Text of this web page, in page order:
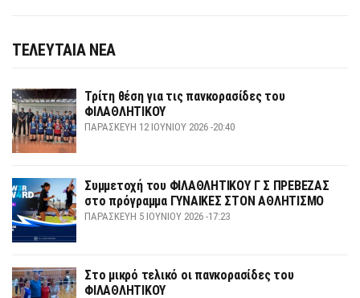
ΤΕΛΕΥΤΑΙΑ ΝΕΑ
Τρίτη θέση για τις πανκορασίδες του
ΦΙΛΑΘΛΗΤΙΚΟΥ
ΠΑΡΑΣΚΕΥΉ 12 ΙΟΥΝΊΟΥ 2026 -20:40
Συμμετοχή του ΦΙΛΑΘΛΗΤΙΚΟΥ Γ Σ ΠΡΕΒΕΖΑΣ
στο πρόγραμμα ΓΥΝΑΙΚΕΣ ΣΤΟΝ ΑΘΛΗΤΙΣΜΟ
ΠΑΡΑΣΚΕΥΉ 5 ΙΟΥΝΊΟΥ 2026 -17:23
Στο μικρό τελικό οι πανκορασίδες του
ΦΙΛΑΘΛΗΤΙΚΟΥ